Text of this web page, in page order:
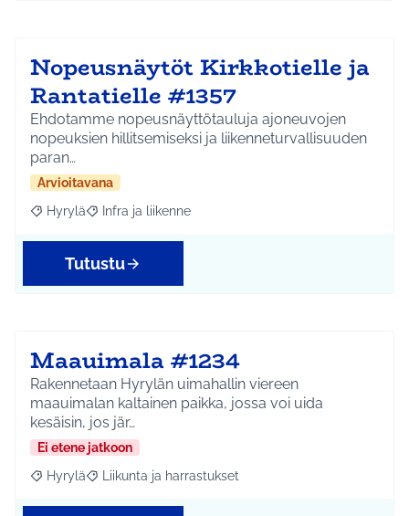
Nopeusnäytöt Kirkkotielle ja
Rantatielle #1357
Ehdotamme nopeusnäyttötauluja ajoneuvojen
nopeuksien hillitsemiseksi ja liikenneturvallisuuden
paran…
Arvioitavana
Rajaa tulokset aihepiirin mukaan: Hyrylä
Hyrylä Rajaa tulokset teeman mukaan: Infra ja liikenne
Infra ja liikenne
Tutustu
Maauimala #1234
Rakennetaan Hyrylän uimahallin viereen
maauimalan kaltainen paikka, jossa voi uida
kesäisin, jos jär…
Ei etene jatkoon
Rajaa tulokset aihepiirin mukaan: Hyrylä
Hyrylä Rajaa tulokset teeman mukaan: Liikunta ja
Liikunta ja harrastukset